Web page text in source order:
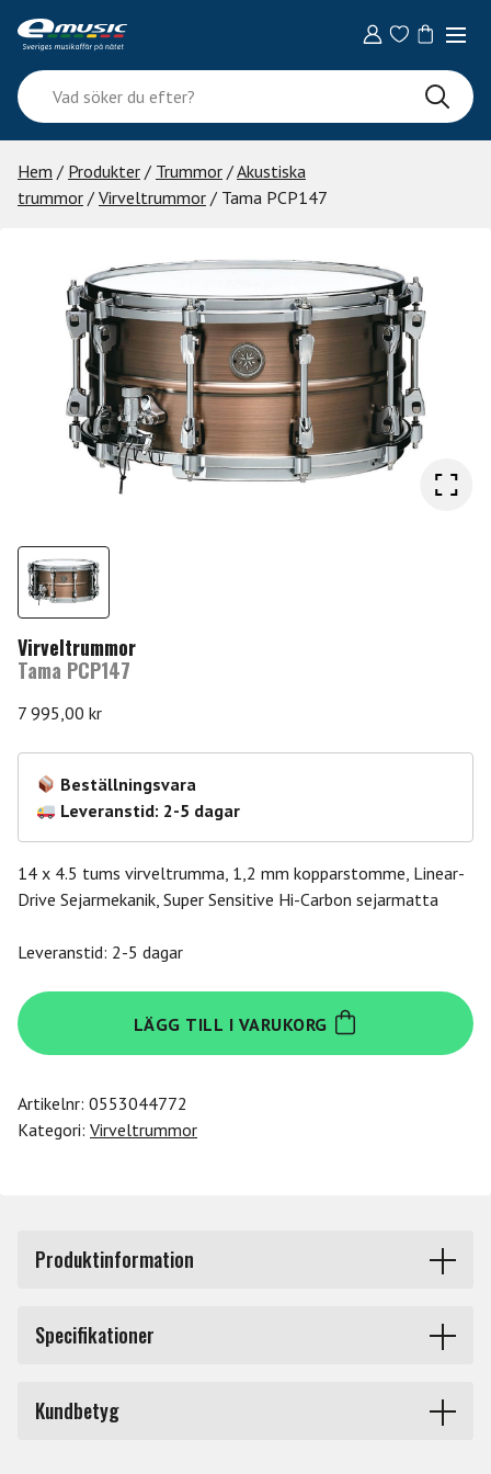
content
Vad
söker
du
efter?
Hem / Produkter / Trummor /Akustiska
trummor / Virveltrummor / Tama PCP147
Virveltrummor
Tama PCP147
7 995,00 kr
Beställningsvara
Leveranstid: 2-5 dagar
14 x 4.5 tums virveltrumma, 1,2 mm kopparstomme, Linear-
Drive Sejarmekanik, Super Sensitive Hi-Carbon sejarmatta
Leveranstid: 2-5 dagar
Tama
PCP147
mängd
LÄGG TILL I VARUKORG
Artikelnr: 0553044772
Kategori: Virveltrummor
Produktinformation
kombinerat med kopparstommen ger en utomordentligt
rå, mörk ton med massor av låga frekvenser i
Specifikationer
Kundbetyg